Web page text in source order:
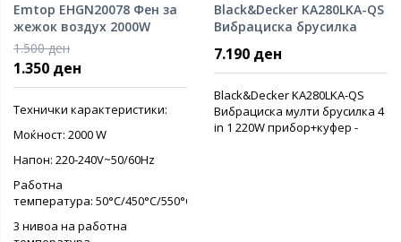
Emtop EHGN20078 Фен за
жежок воздух 2000W
1.500 ден
1.350 ден
Технички карактеристики:
Моќност: 2000 W
Напон: 220-240V~50/60Hz
Работна
температура: 50°C/450°C/550°C
3 нивоа на работна
Black&Decker KA280LKA-QS
Вибрациска брусилка
7.190 ден
Black&Decker KA280LKA-QS
Вибрациска мулти брусилка 4
in 1 220W прибор+куфер -